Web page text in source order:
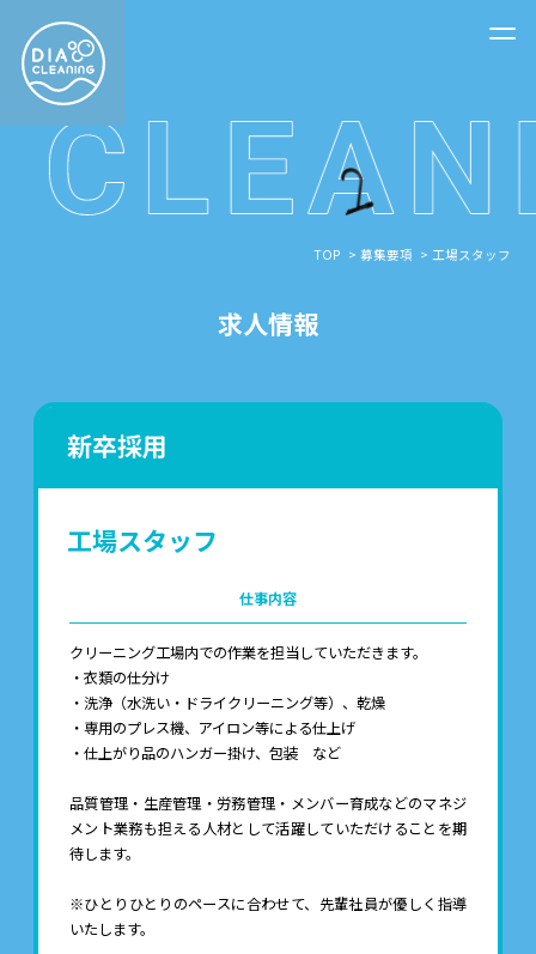
TOP 募集要項 工場スタッフ
求人情報
新卒採用
工場スタッフ
仕事内容
クリーニング工場内での作業を担当していただきます。
・衣類の仕分け
・洗浄（水洗い・ドライクリーニング等）、乾燥
・専用のプレス機、アイロン等による仕上げ
・仕上がり品のハンガー掛け、包装 など
品質管理・生産管理・労務管理・メンバー育成などのマネジ
メント業務も担える人材として活躍していただけることを期
待します。
※ひとりひとりのペースに合わせて、先輩社員が優しく指導
いたします。